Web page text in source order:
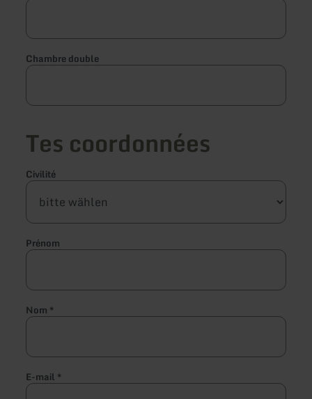
Chambre double
Tes coordonnées
Civilité
Prénom
Nom *
E-mail *